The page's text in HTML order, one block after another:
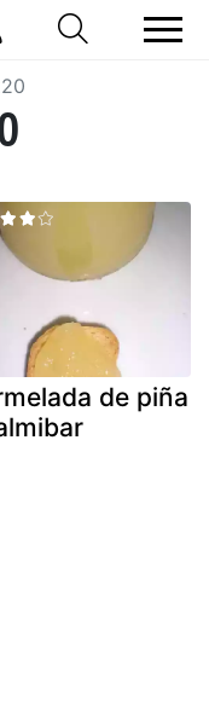
de piña